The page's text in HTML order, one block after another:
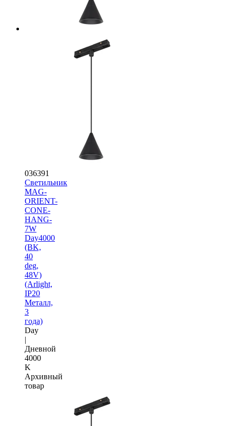
036391
Светильник
MAG-
ORIENT-
CONE-
HANG-
7W
Day4000
(BK,
40
deg,
48V)
(Arlight,
IP20
Металл,
3
года)
Day
|
Дневной
4000
K
Архивный
товар